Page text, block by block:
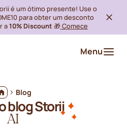
é um ótimo presente! Use o
para obter um desconto
a10% Discount 🎁 Comece
Menu
Blog
blog Storii
AI